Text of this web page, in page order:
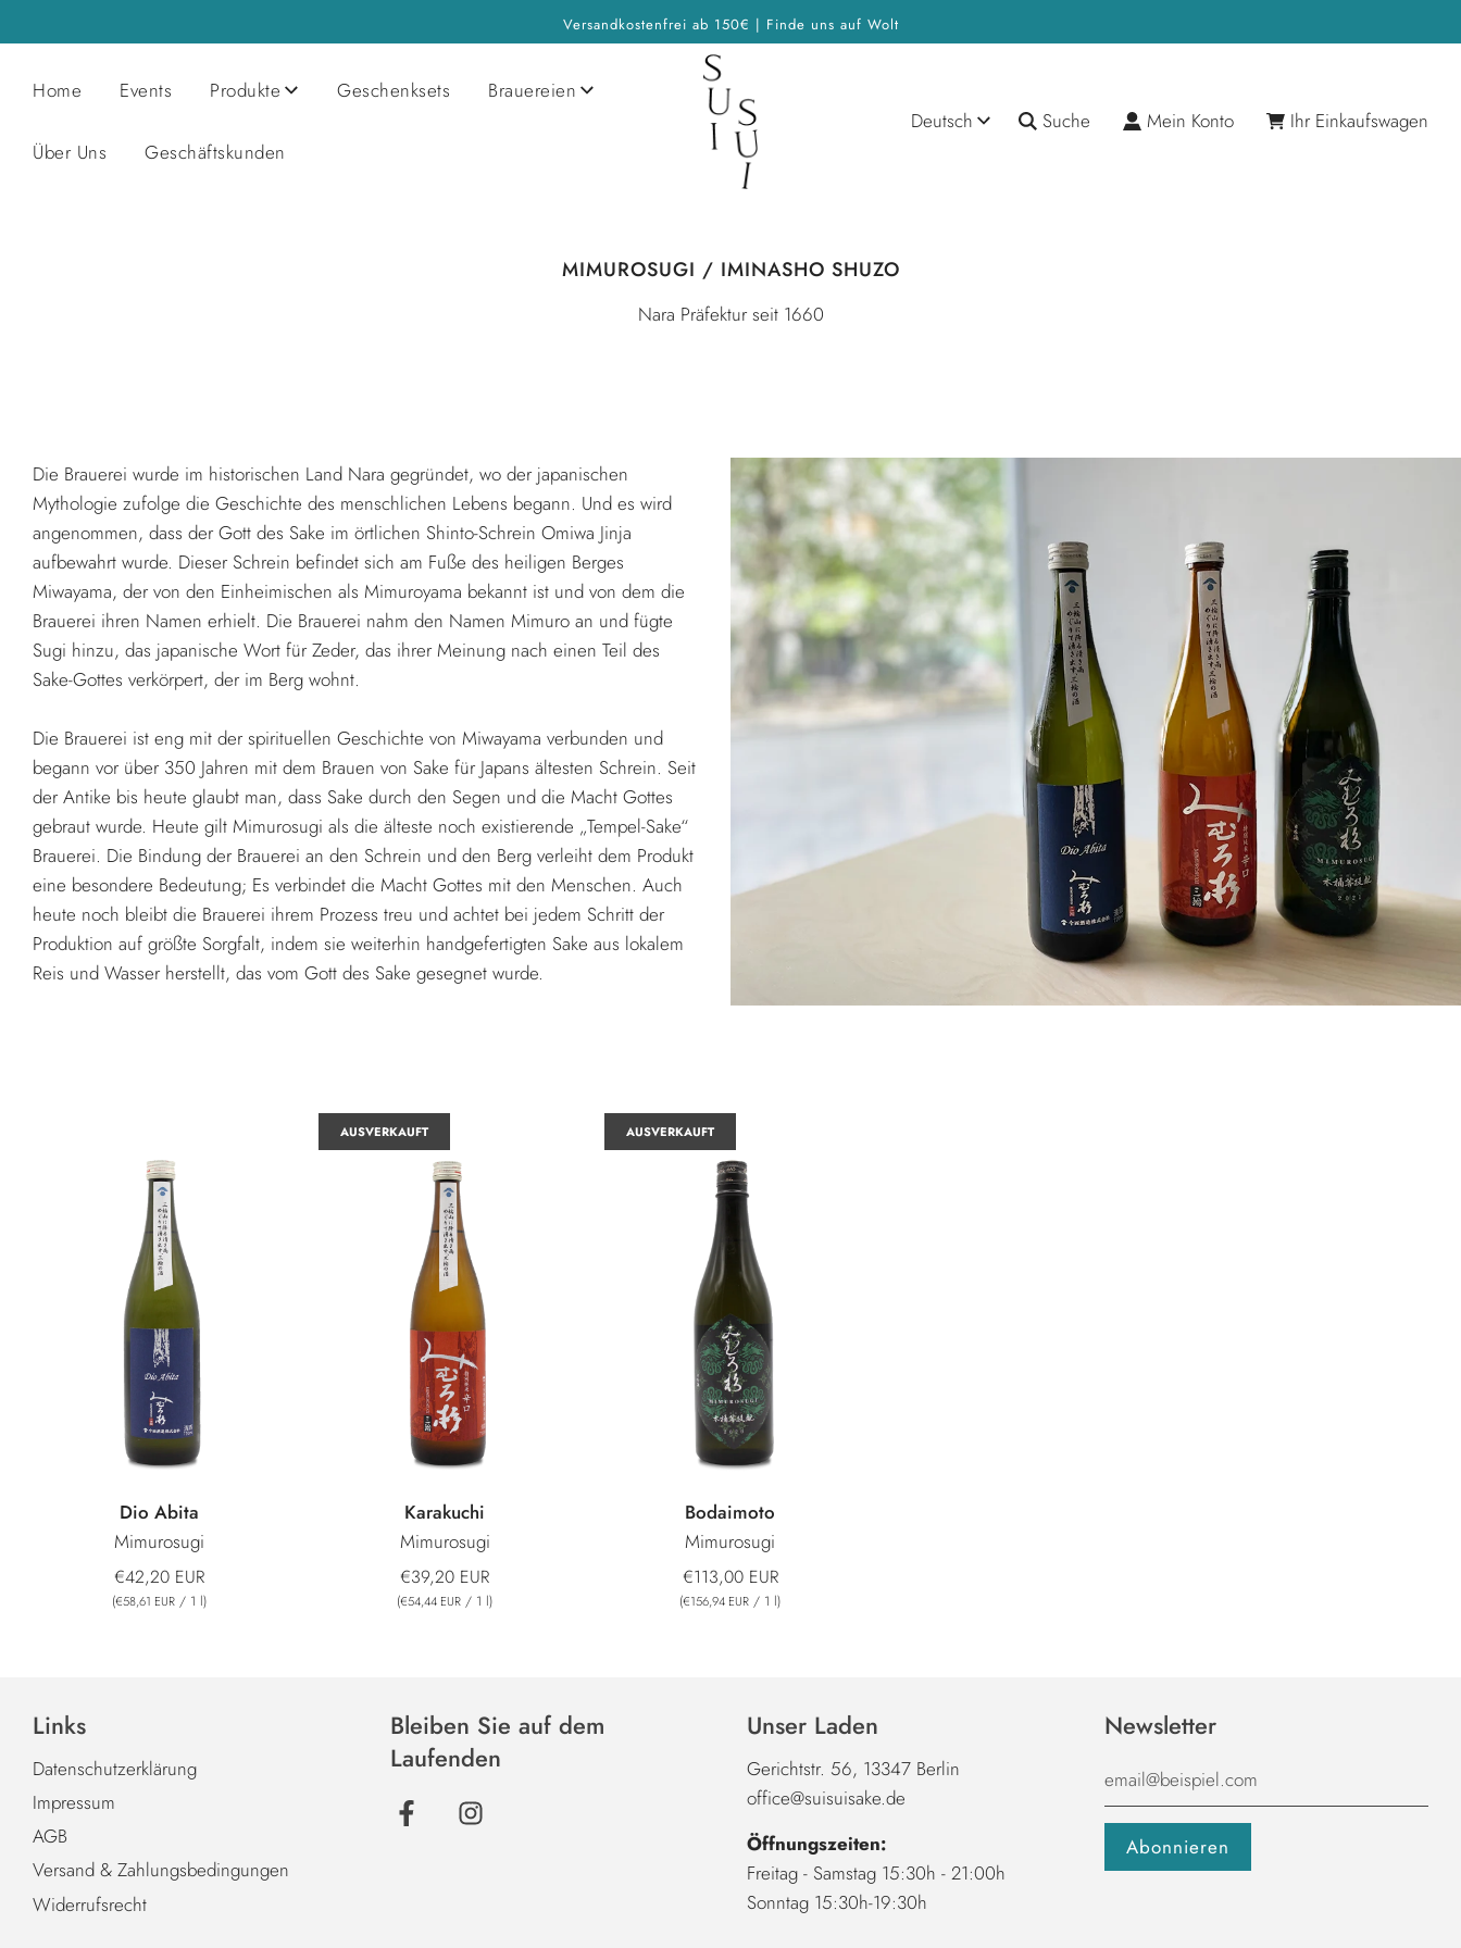
Versandkostenfrei ab 150€ | Finde uns auf Wolt
Home Events Produkte Geschenksets Brauereien
Über Uns Geschäftskunden
Deutsch Suche Mein Konto Ihr Einkaufswagen
MIMUROSUGI / IMINASHO SHUZO
Nara Präfektur seit 1660
Die Brauerei wurde im historischen Land Nara gegründet, wo der japanischen
Mythologie zufolge die Geschichte des menschlichen Lebens begann. Und es wird
angenommen, dass der Gott des Sake im örtlichen Shinto-Schrein Omiwa Jinja
aufbewahrt wurde. Dieser Schrein befindet sich am Fuße des heiligen Berges
Miwayama, der von den Einheimischen als Mimuroyama bekannt ist und von dem die
Brauerei ihren Namen erhielt. Die Brauerei nahm den Namen Mimuro an und fügte
Sugi hinzu, das japanische Wort für Zeder, das ihrer Meinung nach einen Teil des
Sake-Gottes verkörpert, der im Berg wohnt.
Die Brauerei ist eng mit der spirituellen Geschichte von Miwayama verbunden und
begann vor über 350 Jahren mit dem Brauen von Sake für Japans ältesten Schrein. Seit
der Antike bis heute glaubt man, dass Sake durch den Segen und die Macht Gottes
gebraut wurde. Heute gilt Mimurosugi als die älteste noch existierende „Tempel-Sake“
Brauerei. Die Bindung der Brauerei an den Schrein und den Berg verleiht dem Produkt
eine besondere Bedeutung; Es verbindet die Macht Gottes mit den Menschen. Auch
heute noch bleibt die Brauerei ihrem Prozess treu und achtet bei jedem Schritt der
Produktion auf größte Sorgfalt, indem sie weiterhin handgefertigten Sake aus lokalem
Reis und Wasser herstellt, das vom Gott des Sake gesegnet wurde.
Dio Abita
Mimurosugi
€42,20 EUR
(€58,61 EUR / 1 l)
AUSVERKAUFT
Karakuchi
Mimurosugi
€39,20 EUR
(€54,44 EUR / 1 l)
AUSVERKAUFT
Bodaimoto
Mimurosugi
€113,00 EUR
(€156,94 EUR / 1 l)
Links
Datenschutzerklärung
Impressum
AGB
Versand & Zahlungsbedingungen
Widerrufsrecht
Bleiben Sie auf dem
Laufenden
Unser Laden
Gerichtstr. 56, 13347 Berlin
office@suisuisake.de
Öffnungszeiten:
Freitag - Samstag 15:30h - 21:00h
Sonntag 15:30h-19:30h
Newsletter